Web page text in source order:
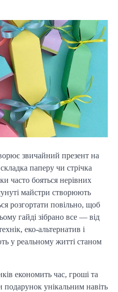
звичайний презент на
паперу чи стрічка
часто бояться нерівних
майстри створюють
розгортати повільно, щоб
гайді зібрано все — від
еко-альтернатив і
у реальному житті станом
економить час, гроші та
унікальним навіть